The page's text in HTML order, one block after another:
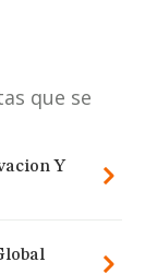
que se
Y